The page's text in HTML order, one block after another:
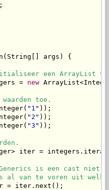
args) {
een ArrayList
=
new
toe.
"1" ));
"2" ));
"3" ));
iter =
is een cast niet
al van te voren uit
= iter.next();